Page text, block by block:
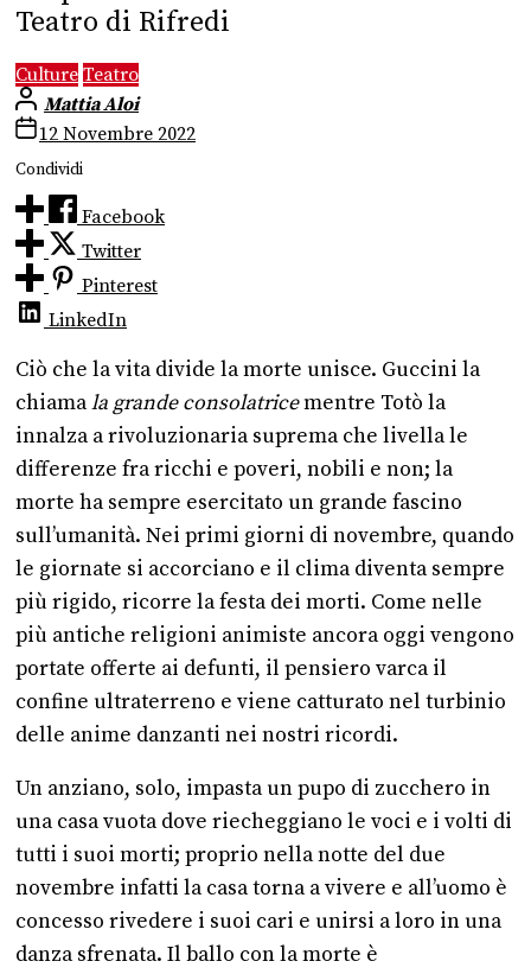
Teatro di Rifredi
Culture Teatro
Mattia Aloi
12 Novembre 2022
Condividi
Facebook
Twitter
Pinterest
LinkedIn
Ciò che la vita divide la morte unisce. Guccini la
chiamala grande consolatricementre Totò la
innalza a rivoluzionaria suprema che livella le
differenze fra ricchi e poveri, nobili e non; la
morte ha sempre esercitato un grande fascino
sull’umanità. Nei primi giorni di novembre, quando
le giornate si accorciano e il clima diventa sempre
più rigido, ricorre la festa dei morti. Come nelle
più antiche religioni animiste ancora oggi vengono
portate offerte ai defunti, il pensiero varca il
confine ultraterreno e viene catturato nel turbinio
delle anime danzanti nei nostri ricordi.
Un anziano, solo, impasta un pupo di zucchero in
una casa vuota dove riecheggiano le voci e i volti di
tutti i suoi morti; proprio nella notte del due
novembre infatti la casa torna a vivere e all’uomo è
concesso rivedere i suoi cari e unirsi a loro in una
danza sfrenata. Il ballo con la morte è